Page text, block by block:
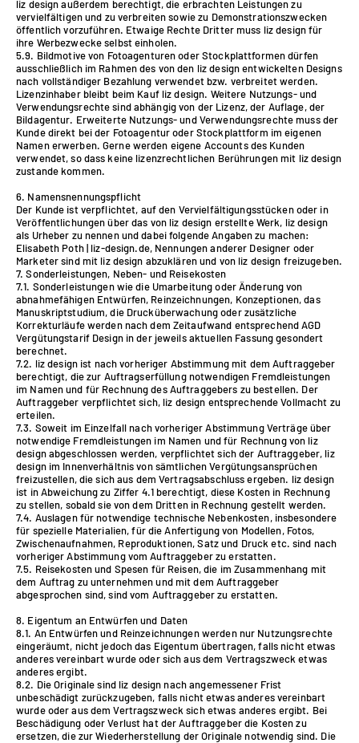
liz design außerdem berechtigt, die erbrachten Leistungen zu
vervielfältigen und zu verbreiten sowie zu Demonstrationszwecken
öffentlich vorzuführen. Etwaige Rechte Dritter muss liz design für
ihre Werbezwecke selbst einholen.
5.9. Bildmotive von Fotoagenturen oder Stockplattformen dürfen
ausschließlich im Rahmen des von den liz design entwickelten Designs
nach vollständiger Bezahlung verwendet bzw. verbreitet werden.
Lizenzinhaber bleibt beim Kauf liz design. Weitere Nutzungs- und
Verwendungsrechte sind abhängig von der Lizenz, der Auflage, der
Bildagentur. Erweiterte Nutzungs- und Verwendungsrechte muss der
Kunde direkt bei der Fotoagentur oder Stockplattform im eigenen
Namen erwerben. Gerne werden eigene Accounts des Kunden
verwendet, so dass keine lizenzrechtlichen Berührungen mit liz design
zustande kommen.
6. Namensnennungspflicht
Der Kunde ist verpflichtet, auf den Vervielfältigungsstücken oder in
Veröffentlichungen über das von liz design erstellte Werk, liz design
als Urheber zu nennen und dabei folgende Angaben zu machen:
Elisabeth Poth | liz-design.de, Nennungen anderer Designer oder
Marketer sind mit liz design abzuklären und von liz design freizugeben.
7. Sonderleistungen, Neben- und Reisekosten
7.1. Sonderleistungen wie die Umarbeitung oder Änderung von
abnahmefähigen Entwürfen, Reinzeichnungen, Konzeptionen, das
Manuskriptstudium, die Drucküberwachung oder zusätzliche
Korrekturläufe werden nach dem Zeitaufwand entsprechend AGD
Vergütungstarif Design in der jeweils aktuellen Fassung gesondert
berechnet.
7.2. liz design ist nach vorheriger Abstimmung mit dem Auftraggeber
berechtigt, die zur Auftragserfüllung notwendigen Fremdleistungen
im Namen und für Rechnung des Auftraggebers zu bestellen. Der
Auftraggeber verpflichtet sich, liz design entsprechende Vollmacht zu
erteilen.
7.3. Soweit im Einzelfall nach vorheriger Abstimmung Verträge über
notwendige Fremdleistungen im Namen und für Rechnung von liz
design abgeschlossen werden, verpflichtet sich der Auftraggeber, liz
design im Innenverhältnis von sämtlichen Vergütungsansprüchen
freizustellen, die sich aus dem Vertragsabschluss ergeben. liz design
ist in Abweichung zu Ziffer 4.1 berechtigt, diese Kosten in Rechnung
zu stellen, sobald sie von dem Dritten in Rechnung gestellt werden.
7.4. Auslagen für notwendige technische Nebenkosten, insbesondere
für spezielle Materialien, für die Anfertigung von Modellen, Fotos,
Zwischenaufnahmen, Reproduktionen, Satz und Druck etc. sind nach
vorheriger Abstimmung vom Auftraggeber zu erstatten.
7.5. Reisekosten und Spesen für Reisen, die im Zusammenhang mit
dem Auftrag zu unternehmen und mit dem Auftraggeber
abgesprochen sind, sind vom Auftraggeber zu erstatten.
8. Eigentum an Entwürfen und Daten
8.1. An Entwürfen und Reinzeichnungen werden nur Nutzungsrechte
eingeräumt, nicht jedoch das Eigentum übertragen, falls nicht etwas
anderes vereinbart wurde oder sich aus dem Vertragszweck etwas
anderes ergibt.
8.2. Die Originale sind liz design nach angemessener Frist
unbeschädigt zurückzugeben, falls nicht etwas anderes vereinbart
wurde oder aus dem Vertragszweck sich etwas anderes ergibt. Bei
Beschädigung oder Verlust hat der Auftraggeber die Kosten zu
ersetzen, die zur Wiederherstellung der Originale notwendig sind. Die